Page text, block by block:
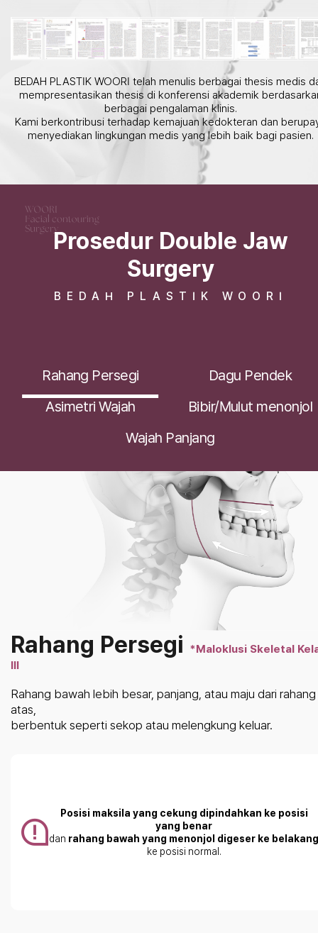
BEDAH PLASTIK WOORI telah menulis berbagai thesis medis
mempresentasikan thesis di konferensi akademik
berbagai pengalaman klinis.
Kami berkontribusi terhadap kemajuan kedokteran dan
menyediakan lingkungan medis yang lebih baik bagi pasien.
Prosedur Double Jaw
Surgery
BEDAH PLASTIK WOORI
Rahang Persegi
Dagu Pendek
Asimetri Wajah
Bibir/Mulut menonjol
Wajah Panjang
Rahang Persegi *Maloklusi Skeletal
III
Rahang bawah lebih besar, panjang, atau maju dari rahang
atas,
berbentuk seperti sekop atau melengkung keluar.
Posisi maksila yang cekung dipindahkan ke posisi
yang benar
dan rahang bawah yang menonjol digeser ke belakang
ke posisi normal.